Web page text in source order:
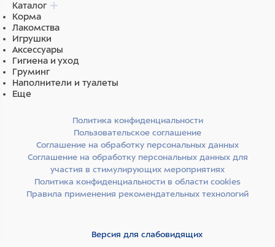
Каталог
Корма
Лакомства
Игрушки
Аксессуары
Гигиена и уход
Груминг
Наполнители и туалеты
Еще
Политика конфиденциальности
Пользовательское соглашение
Соглашение на обработку персональных данных
Соглашение на обработку персональных данных для
участия в стимулирующих мероприятиях
Политика конфиденциальности в области cookies
Правила применения рекомендательных технологий
Версия для слабовидящих